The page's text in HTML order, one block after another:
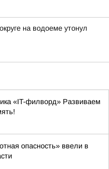
на водоеме утонул
«IT-филворд» Развиваем
опасность» ввели в